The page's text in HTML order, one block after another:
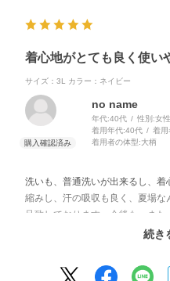
着心地がとても良く使い
サイズ：3L カラー：ネイビー
no name
年代:40代 性別:女性
着用年代:40代 着用
着用者の体型:大柄
洗いも、普通洗いが出来るし、
縮みし、汗の吸収も良く、夏場
足致しております。今後も、ま
ります、宜しくお願いします。
続き